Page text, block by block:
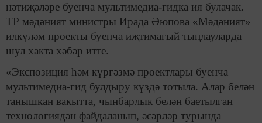
нәтиҗәләре буенча мультимедиа-гидка ия булачак.
ТР мәдәният министры Ирада Әюпова «Мәдәният»
илкүләм проекты буенча иҗтимагый тыңлауларда
шул хакта хәбәр итте.
«Экспозиция һәм күргәзмә проектлары буенча
мультимедиа-гид булдыру күздә тотыла. Алар белән
танышкан вакытта, чынбарлык белән баетылган
технологиядән файдаланып, әсәрләр турында